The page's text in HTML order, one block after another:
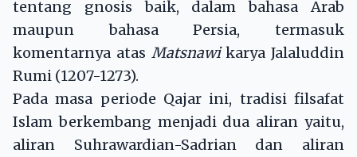
tentang gnosis baik, dalam bahasa Arab
maupun bahasa Persia, termasuk
komentarnya atas Matsnawikarya Jalaluddin
Rumi (1207-1273).
Pada masa periode Qajar ini, tradisi filsafat
Islam berkembang menjadi dua aliran yaitu,
aliran Suhrawardian-Sadrian dan aliran